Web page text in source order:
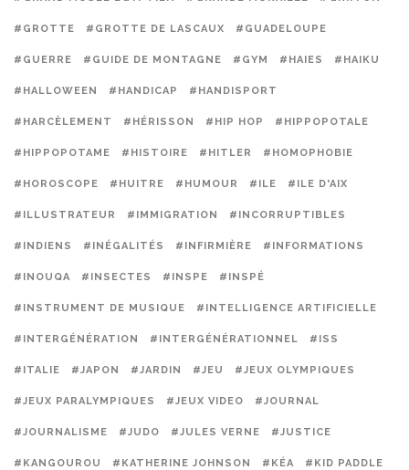
#GROTTE #GROTTE DE LASCAUX #GUADELOUPE
#GUERRE #GUIDE DE MONTAGNE #GYM #HAIES #HAIKU
#HALLOWEEN #HANDICAP #HANDISPORT
#HARCÈLEMENT #HÉRISSON #HIP HOP #HIPPOPOTALE
#HIPPOPOTAME #HISTOIRE #HITLER #HOMOPHOBIE
#HOROSCOPE #HUITRE #HUMOUR #ILE #ILE D'AIX
#ILLUSTRATEUR #IMMIGRATION #INCORRUPTIBLES
#INDIENS #INÉGALITÉS #INFIRMIÈRE #INFORMATIONS
#INOUQA #INSECTES #INSPE #INSPÉ
#INSTRUMENT DE MUSIQUE #INTELLIGENCE ARTIFICIELLE
#INTERGÉNÉRATION #INTERGÉNÉRATIONNEL #ISS
#ITALIE #JAPON #JARDIN #JEU #JEUX OLYMPIQUES
#JEUX PARALYMPIQUES #JEUX VIDEO #JOURNAL
#JOURNALISME #JUDO #JULES VERNE #JUSTICE
#KANGOUROU #KATHERINE JOHNSON #KÉA #KID PADDLE